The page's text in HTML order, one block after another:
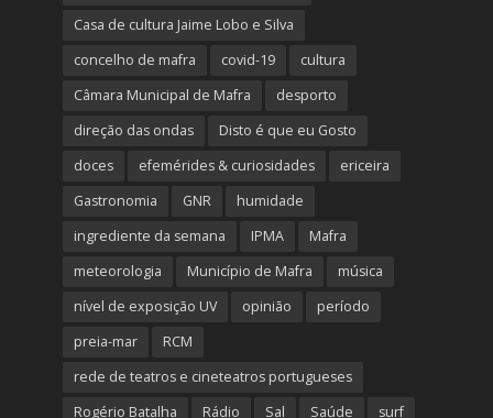
Casa de cultura Jaime Lobo e Silva
concelho de mafra
covid-19
cultura
Câmara Municipal de Mafra
desporto
direção das ondas
Disto é que eu Gosto
doces
efemérides & curiosidades
ericeira
Gastronomia
GNR
humidade
ingrediente da semana
IPMA
Mafra
meteorologia
Município de Mafra
música
nível de exposição UV
opinião
período
preia-mar
RCM
rede de teatros e cineteatros portugueses
Rogério Batalha
Rádio Sal Saúde surf